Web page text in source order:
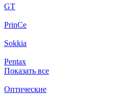
GT
PrinCe
Sokkia
Pentax
Показать все
Оптические